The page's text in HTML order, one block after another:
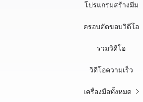
โปรแกรมสร้างมีม
ครอบตัดขอบวิดีโอ
รวมวิดีโอ
วิดีโอความเร็ว
เครื่องมือทั้งหมด